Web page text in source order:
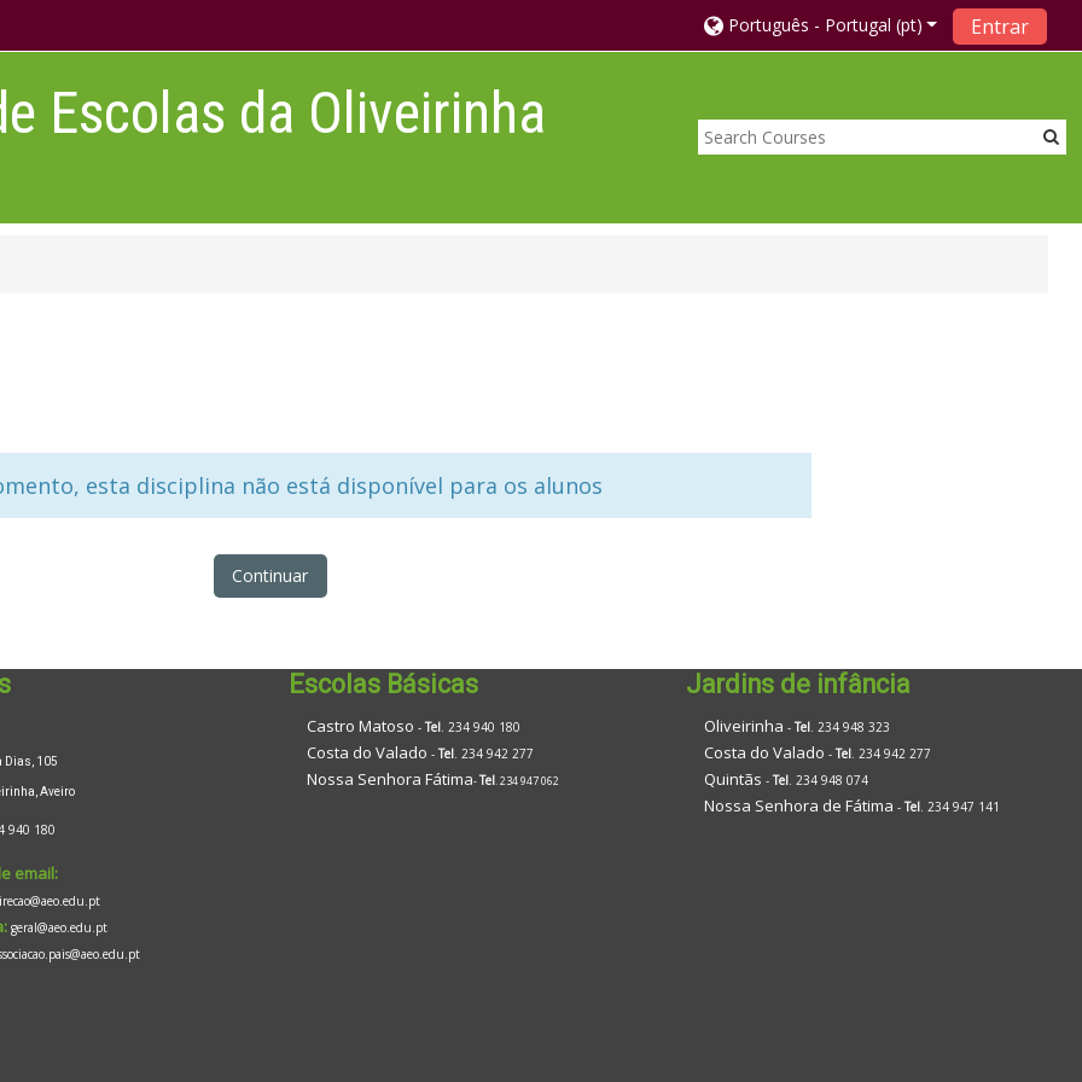
Português - Portugal ‎(pt)‎ Entrar
Escolas da Oliveirinha
esta disciplina não está disponível para os alunos
Continuar
105
Aveiro
940 180
email:
geral@aeo.edu.pt
Escolas Básicas
Castro Matoso - Tel. 234 940 180
Costa do Valado - Tel. 234 942 277
Nossa Senhora Fátima-Tel. 234 947 062
Jardins de infância
Oliveirinha -Tel. 234 948 323
Costa do Valado -Tel. 234 942 277
Quintãs -Tel. 234 948 074
Nossa Senhora de Fátima -Tel. 234 947 141